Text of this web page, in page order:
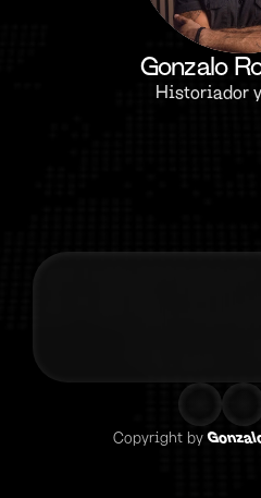
Gonzalo
Historiador
Copyright by